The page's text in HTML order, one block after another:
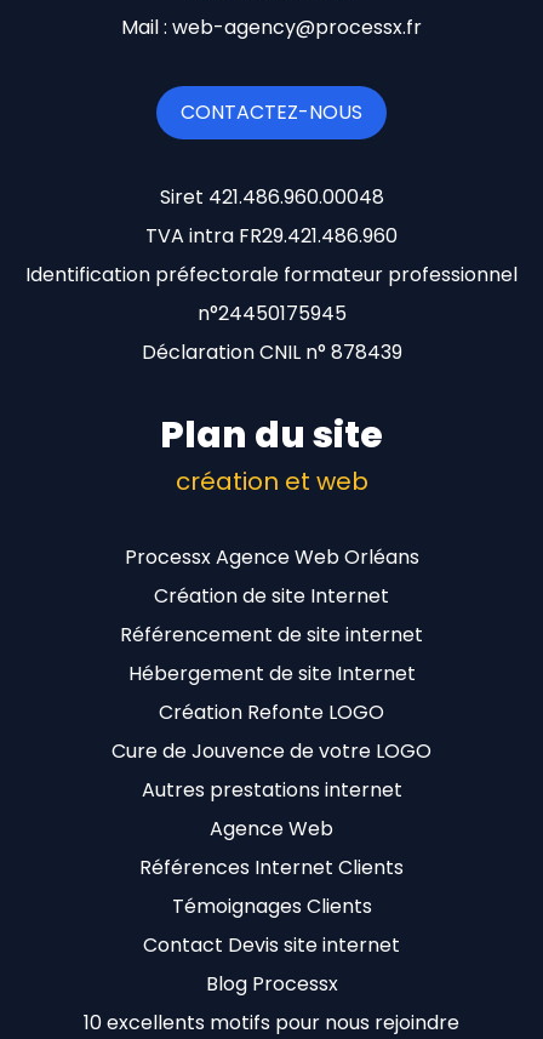
Mail : web-agency@processx.fr
CONTACTEZ-NOUS
Siret 421.486.960.00048
TVA intra FR29.421.486.960
Identification préfectorale formateur professionnel
n°24450175945
Déclaration CNIL n° 878439
Plan du site
création et web
Processx Agence Web Orléans
Création de site Internet
Référencement de site internet
Hébergement de site Internet
Création Refonte LOGO
Cure de Jouvence de votre LOGO
Autres prestations internet
Agence Web
Références Internet Clients
Témoignages Clients
Contact Devis site internet
Blog Processx
10 excellents motifs pour nous rejoindre